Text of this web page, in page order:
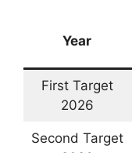
Year
First Target
2026
Second Target